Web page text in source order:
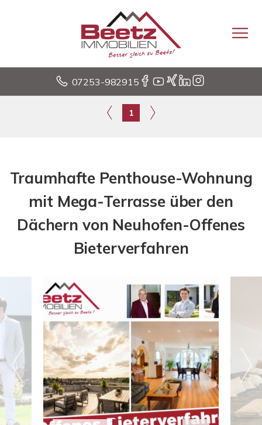
07253-982915
1
Traumhafte Penthouse-Wohnung
mit Mega-Terrasse über den
Dächern von Neuhofen-Offenes
Bieterverfahren